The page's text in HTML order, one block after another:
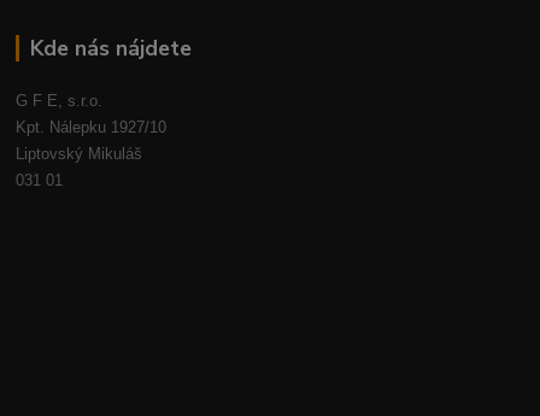
Kde nás nájdete
G F E, s.r.o.
Kpt. Nálepku 1927/10
Liptovský Mikuláš
031 01